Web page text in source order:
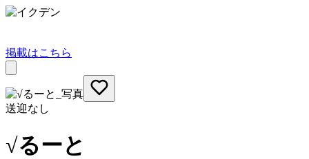
掲載はこちら
送迎なし
√るーと